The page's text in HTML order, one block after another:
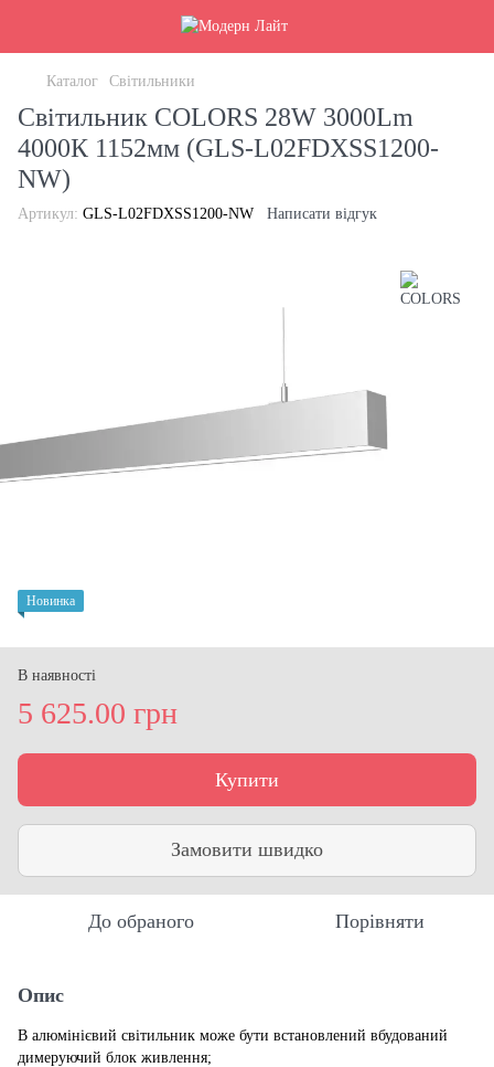
Каталог Світильники
Світильник COLORS 28W 3000Lm
4000К 1152мм (GLS-L02FDXSS1200-
NW)
Артикул: GLS-L02FDXSS1200-NW Написати відгук
Новинка
В наявності
5 625.00 грн
Купити
Замовити швидко
До обраного Порівняти
Опис
В алюмінієвий світильник може бути встановлений вбудований
димеруючий блок живлення;